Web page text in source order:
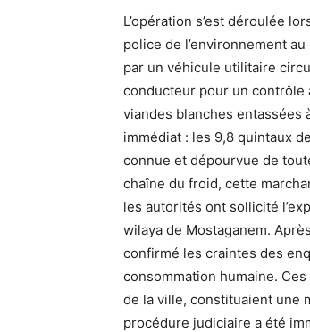
L’opération s’est déroulée
police de l’environnement
par un véhicule utilitaire
conducteur pour un
viandes blanches entassées
immédiat : les 9,8 quintaux
connue et dépourvue de
chaîne du froid, cette
les autorités ont sollicité
wilaya de Mostaganem.
confirmé les craintes des
consommation humaine.
de la ville, constituaient une
procédure judiciaire a été